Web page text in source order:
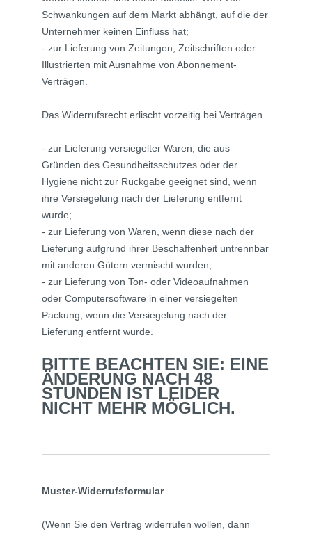
Schwankungen auf dem Markt abhängt, auf die der
Unternehmer keinen Einfluss hat;
- zur Lieferung von Zeitungen, Zeitschriften oder
Illustrierten mit Ausnahme von Abonnement-
Verträgen.
Das Widerrufsrecht erlischt vorzeitig bei Verträgen
- zur Lieferung versiegelter Waren, die aus
Gründen des Gesundheitsschutzes oder der
Hygiene nicht zur Rückgabe geeignet sind, wenn
ihre Versiegelung nach der Lieferung entfernt
wurde;
- zur Lieferung von Waren, wenn diese nach der
Lieferung aufgrund ihrer Beschaffenheit untrennbar
mit anderen Gütern vermischt wurden;
- zur Lieferung von Ton- oder Videoaufnahmen
oder Computersoftware in einer versiegelten
Packung, wenn die Versiegelung nach der
Lieferung entfernt wurde.
BITTE BEACHTEN SIE: EINE
ÄNDERUNG NACH 48
STUNDEN IST LEIDER
NICHT MEHR MÖGLICH.
Muster-Widerrufsformular
(Wenn Sie den Vertrag widerrufen wollen, dann